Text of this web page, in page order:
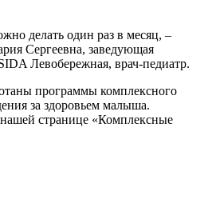
делать один раз в месяц, –
Сергеевна, заведующая
Левобережная, врач-педиатр.
программы комплексного
за здоровьем малыша.
странице «Комплексные